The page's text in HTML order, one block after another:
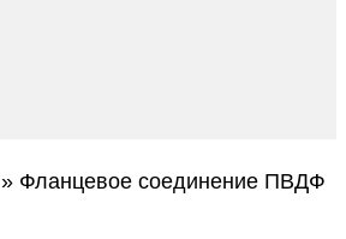
» Фланцевое соединение ПВДФ